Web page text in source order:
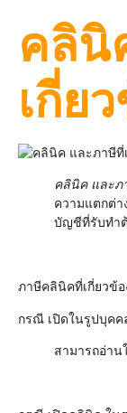
คลินิ
เกี่ย
คลินิค และภ
ความแตกต่า
บัญชีที่รับทำต้
ภาษีคลินิคที่เกี่ยวข้อ
กรณี เปิดในรูปบุคค
สามารถอ่าน